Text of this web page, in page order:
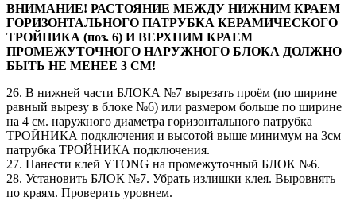
ВНИМАНИЕ! РАСТОЯНИЕ МЕЖДУ НИЖНИМ КРАЕМ
ГОРИЗОНТАЛЬНОГО ПАТРУБКА КЕРАМИЧЕСКОГО
ТРОЙНИКА (поз. 6) И ВЕРХНИМ КРАЕМ
ПРОМЕЖУТОЧНОГО НАРУЖНОГО БЛОКА ДОЛЖНО
БЫТЬ НЕ МЕНЕЕ 3 СМ!
26. В нижней части БЛОКА №7 вырезать проём (по ширине
равный вырезу в блоке №6) или размером больше по ширине
на 4 см. наружного диаметра горизонтального патрубка
ТРОЙНИКА подключения и высотой выше минимум на 3см
патрубка ТРОЙНИКА подключения.
27. Нанести клей YTONG на промежуточный БЛОК №6.
28. Установить БЛОК №7. Убрать излишки клея. Выровнять
по краям. Проверить уровнем.